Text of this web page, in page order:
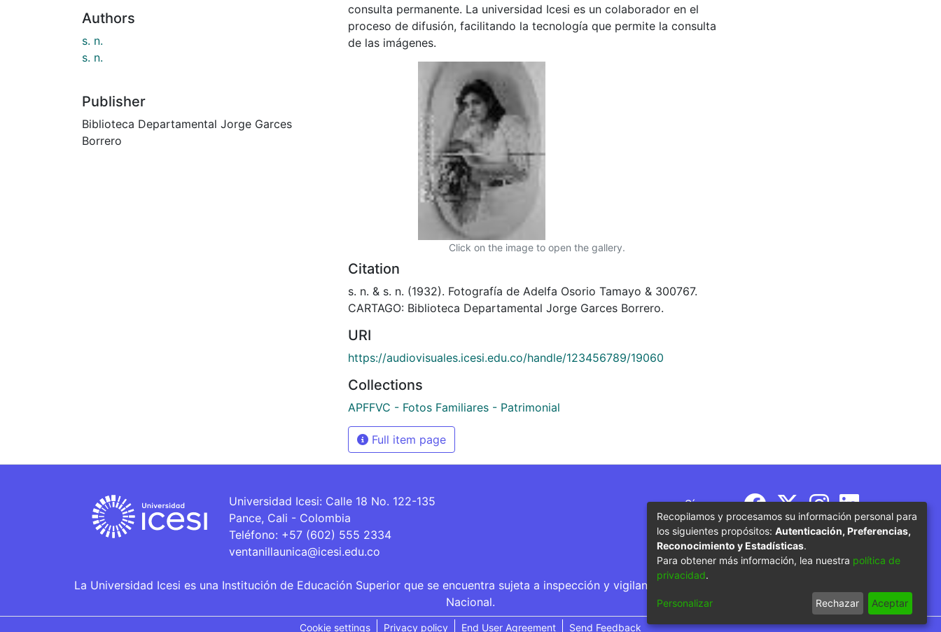
Authors
s. n.
s. n.
Publisher
Biblioteca Departamental Jorge Garces
Borrero
consulta permanente. La universidad Icesi es un colaborador en el
proceso de difusión, facilitando la tecnología que permite la consulta
de las imágenes.
Click on the image to open the gallery.
Citation
s. n. & s. n. (1932). Fotografía de Adelfa Osorio Tamayo & 300767.
CARTAGO: Biblioteca Departamental Jorge Garces Borrero.
URI
https://audiovisuales.icesi.edu.co/handle/123456789/19060
Collections
APFFVC - Fotos Familiares - Patrimonial
Full item page
Universidad Icesi: Calle 18 No. 122-135
Pance, Cali - Colombia
Teléfono: +57 (602) 555 2334
ventanillaunica@icesi.edu.co
Síguenos
La Universidad Icesi es una Institución de Educación Superior que se encuentra sujeta a inspección y vigilancia por parte del Ministerio de Educación
Nacional.
Cookie settings Privacy policy End User Agreement Send Feedback
Recopilamos y procesamos su información personal para
los siguientes propósitos: Autenticación, Preferencias,
Reconocimiento y Estadísticas.
Para obtener más información, lea nuestra política de
privacidad.
Personalizar Rechazar Aceptar